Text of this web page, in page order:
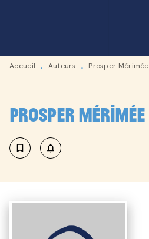
Accueil • Auteurs • Prosper Mérimée
Prosper Mérimée
bookmark_border notifications_none_outlined